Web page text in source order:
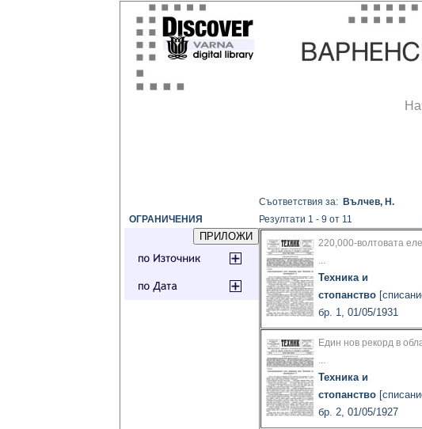
ОГРАНИЧЕНИЯ
Съответствия за: Вълчев, Н.
Резултати 1 - 9 от 11
220,000-волтовата
...
Техника и
стопанство
бр. 1, 01/05/1931
Един нов рекорд в
...
Техника и
стопанство
бр. 2, 01/05/1927